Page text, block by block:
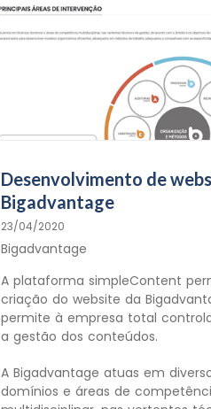
Desenvolvimento de
Bigadvantage
23/04/2020
Bigadvantage
A plataforma simpleContent
criação do website da
permite à empresa total
a gestão dos conteúdos.
A Bigadvantage atuas em
domínios e áreas de